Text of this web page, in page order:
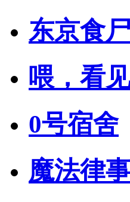
东京食
喂，看
0号宿舍
魔法律